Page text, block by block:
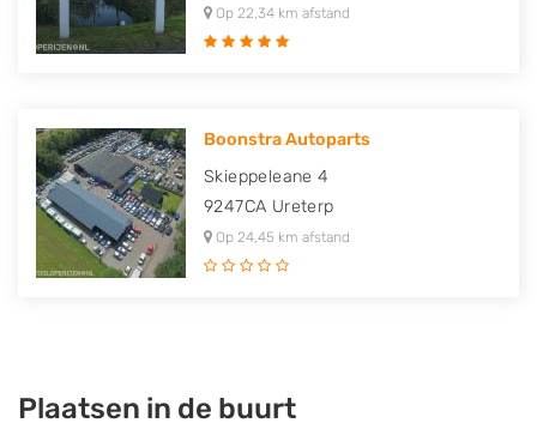
Op 22,34 km afstand
Boonstra Autoparts
Skieppeleane 4
9247CA Ureterp
Op 24,45 km afstand
Plaatsen in de buurt